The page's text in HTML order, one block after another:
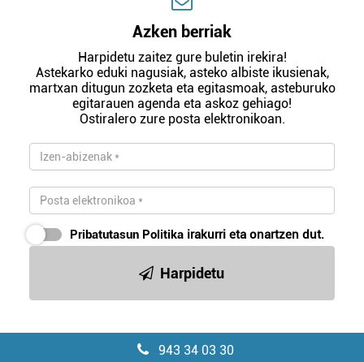
Azken berriak
Harpidetu zaitez gure buletin irekira!
Astekarko eduki nagusiak, asteko albiste ikusienak,
martxan ditugun zozketa eta egitasmoak, asteburuko
egitarauen agenda eta askoz gehiago!
Ostiralero zure posta elektronikoan.
Pribatutasun Politika irakurri eta onartzen dut.
Harpidetu
943 34 03 30